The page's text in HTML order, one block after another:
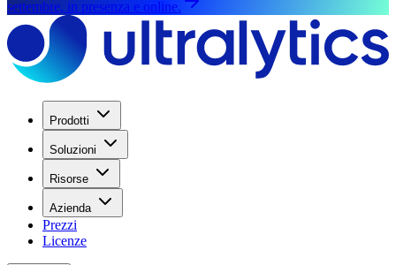
settembre, in presenza e online.
Prodotti
Soluzioni
Risorse
Azienda
Prezzi
Licenze